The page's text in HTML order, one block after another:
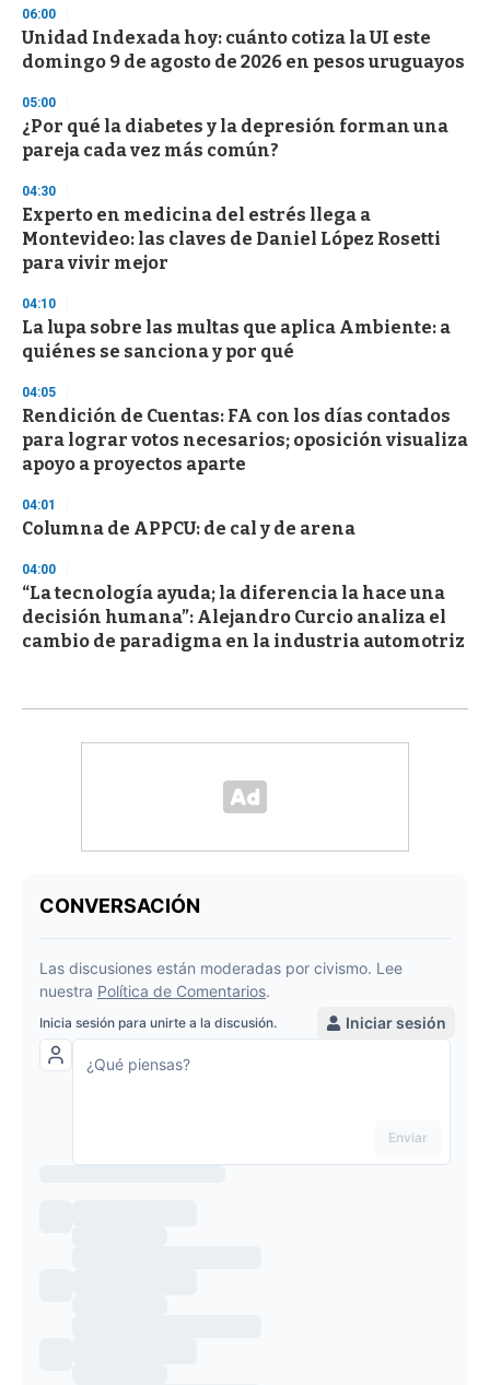
s
e
c
o
d
06:00
Unidad Indexada hoy: cuánto cotiza la UI este
domingo 9 de agosto de 2026 en pesos uruguayos
05:00
¿Por qué la diabetes y la depresión forman una
pareja cada vez más común?
04:30
Experto en medicina del estrés llega a
Montevideo: las claves de Daniel López Rosetti
para vivir mejor
04:10
La lupa sobre las multas que aplica Ambiente: a
quiénes se sanciona y por qué
04:05
Rendición de Cuentas: FA con los días contados
para lograr votos necesarios; oposición visualiza
apoyo a proyectos aparte
04:01
Columna de APPCU: de cal y de arena
04:00
“La tecnología ayuda; la diferencia la hace una
decisión humana”: Alejandro Curcio analiza el
cambio de paradigma en la industria automotriz